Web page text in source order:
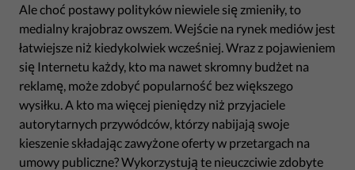
Ale choć postawy polityków niewiele się zmieniły, to
medialny krajobraz owszem. Wejście na rynek mediów jest
łatwiejsze niż kiedykolwiek wcześniej. Wraz z pojawieniem
się Internetu każdy, kto ma nawet skromny budżet na
reklamę, może zdobyć popularność bez większego
wysiłku. A kto ma więcej pieniędzy niż przyjaciele
autorytarnych przywódców, którzy nabijają swoje
kieszenie składając zawyżone oferty w przetargach na
umowy publiczne? Wykorzystują te nieuczciwie zdobyte